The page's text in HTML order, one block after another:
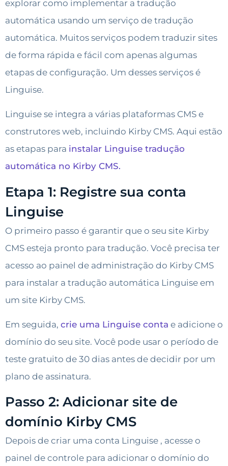
explorar como implementar a tradução
automática usando um serviço de tradução
automática. Muitos serviços podem traduzir sites
de forma rápida e fácil com apenas algumas
etapas de configuração. Um desses serviços é
Linguise.
Linguise se integra a várias plataformas CMS e
construtores web, incluindo Kirby CMS. Aqui estão
as etapas para instalar Linguise tradução
automática no Kirby CMS.
Etapa 1: Registre sua conta
Linguise
O primeiro passo é garantir que o seu site Kirby
CMS esteja pronto para tradução. Você precisa ter
acesso ao painel de administração do Kirby CMS
para instalar a tradução automática Linguise em
um site Kirby CMS.
Em seguida, crie uma Linguise conta e adicione o
domínio do seu site. Você pode usar o período de
teste gratuito de 30 dias antes de decidir por um
plano de assinatura.
Passo 2: Adicionar site de
domínio Kirby CMS
Depois de criar uma conta Linguise , acesse o
painel de controle para adicionar o domínio do